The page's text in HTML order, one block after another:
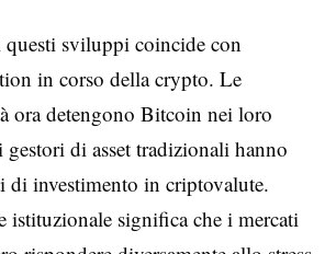
sviluppi coincide con
in corso della crypto. Le
ora detengono Bitcoin nei loro
di asset tradizionali hanno
di investimento in criptovalute.
istituzionale significa che i mercati